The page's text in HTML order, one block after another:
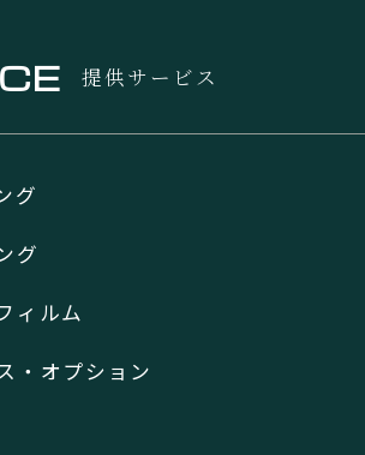
提供サービス
グ
グ
ィルム
・オプション